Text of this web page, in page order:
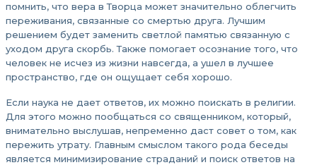
помнить, что вера в Творца может значительно облегчить
переживания, связанные со смертью друга. Лучшим
решением будет заменить светлой памятью связанную с
уходом друга скорбь. Также помогает осознание того, что
человек не исчез из жизни навсегда, а ушел в лучшее
пространство, где он ощущает себя хорошо.
Если наука не дает ответов, их можно поискать в религии.
Для этого можно пообщаться со священником, который,
внимательно выслушав, непременно даст совет о том, как
пережить утрату. Главным смыслом такого рода беседы
является минимизирование страданий и поиск ответов на